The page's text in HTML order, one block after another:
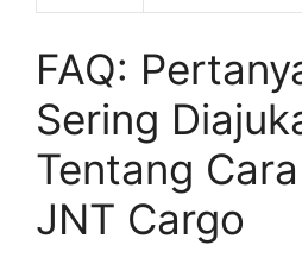
FAQ:
Sering
Tentang
JNT Cargo